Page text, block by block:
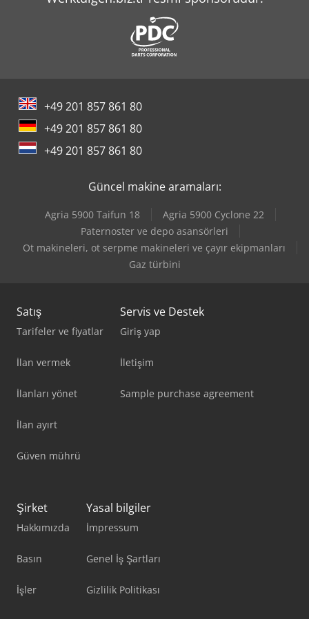
Scherer Feinbau Vdz 220 / Ds
Tec Rotec
+49 201 857 861 80
+49 201 857 861 80
+49 201 857 861 80
Güncel makine aramaları:
Agria 5900 Taifun 18
Agria 5900 Cyclone 22
Paternoster ve depo asansörleri
Ot makineleri, ot serpme makineleri ve çayır ekipmanları
Gaz türbini
Satış
Tarifeler ve fiyatlar
İlan vermek
İlanları yönet
İlan ayırt
Güven mührü
Servis ve Destek
Giriş yap
İletişim
Sample purchase agreement
Şirket
Hakkımızda
Basın
İşler
Yasal bilgiler
İmpressum
Genel İş Şartları
Gizlilik Politikası